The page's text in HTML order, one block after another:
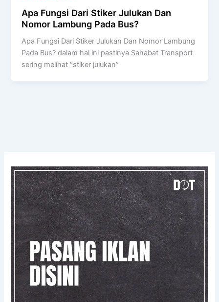
Apa Fungsi Dari Stiker Julukan Dan
Nomor Lambung Pada Bus?
Apa Fungsi Dari Stiker Julukan Dan Nomor Lambung
Pada Bus? dalam hal ini pastinya Sahabat Transport
sering melihat “stiker julukan”